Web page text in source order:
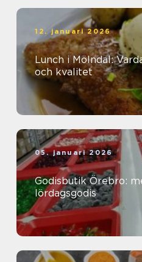
12. januari 2026
Lunch i Mölndal:
och kvalitet
05. januari 2026
Godisbutik Örebro:
lördagsgodis